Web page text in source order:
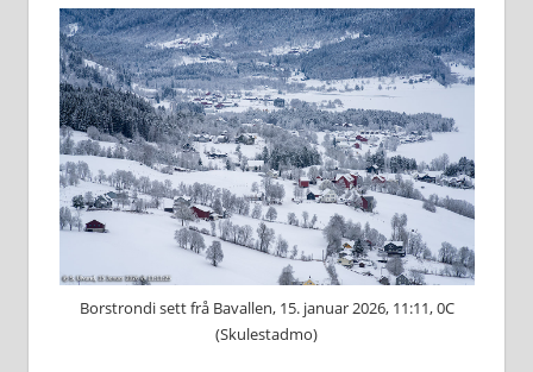
Borstrondi sett frå Bavallen, 15. januar 2026, 11:11, 0C
(Skulestadmo)